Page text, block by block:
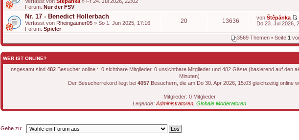
r
t
r
Forum: Nur der FSV
Nr. 17 - Benedict Hollerbach
Verfasst von Rheingauner05 » So 1. Jun 2025, 17:16
Forum: Spieler
20 13636 von Štěpánka
t
r
t
Do 23. Jul 2026,
3569 Themen • Seite 1
WER IST ONLINE?
Insgesamt sind 482Besucher online :: 0 sichtbare Mitglieder, 0 unsichtbare Mitglieder und 482 Gäste (basierend auf den
Minuten)
Der Besucherrekord liegt bei 4057Besuchern, die am Do 30. Apr 2026, 15:03 gleichzeitig online
Mitglieder: 0 Mitglieder
Legende: Administratoren Globale Moderatoren
Gehe zu: